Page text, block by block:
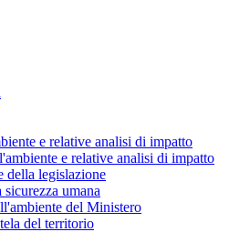
e relative analisi di impatto
e relative analisi di impatto
della legislazione
sicurezza umana
del Ministero
del territorio